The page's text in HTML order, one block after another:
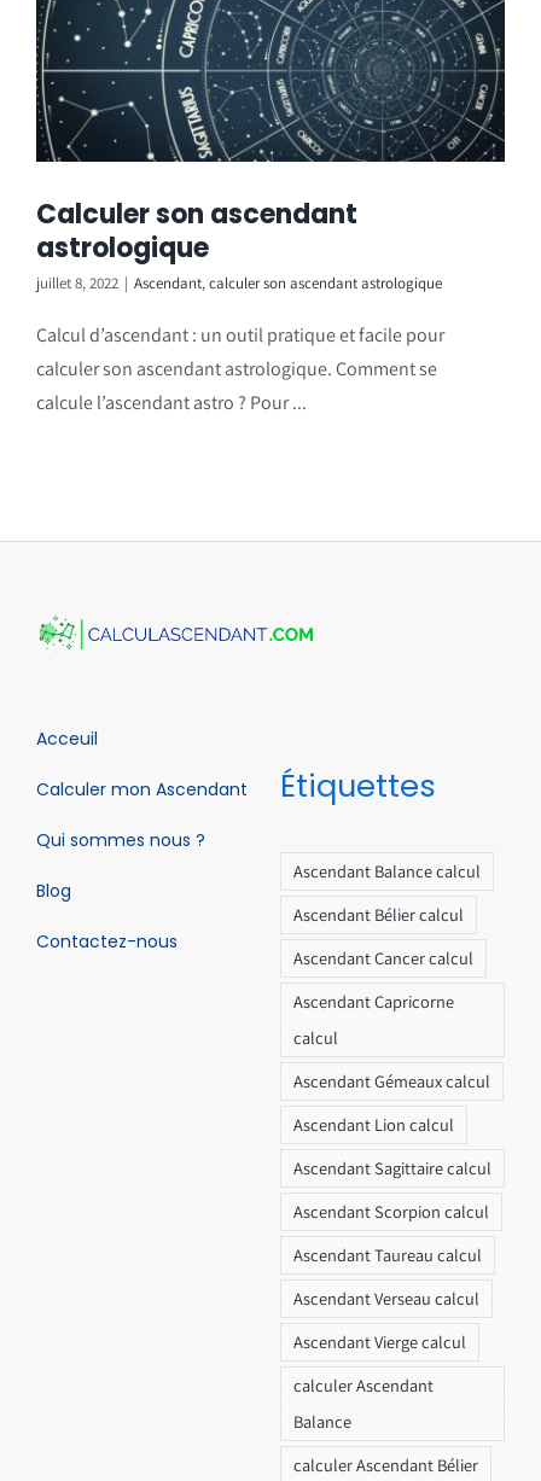
Calculer son ascendant
astrologique
juillet 8, 2022 | Ascendant,calculer son ascendant astrologique
Calcul d’ascendant : un outil pratique et facile pour
calculer son ascendant astrologique. Comment se
calcule l’ascendant astro ? Pour ...
Acceuil
Calculer mon Ascendant
Qui sommes nous ?
Blog
Contactez-nous
Étiquettes
Ascendant Balance calcul
Ascendant Bélier calcul
Ascendant Cancer calcul
Ascendant Capricorne
calcul
Ascendant Gémeaux calcul
Ascendant Lion calcul
Ascendant Sagittaire calcul
Ascendant Scorpion calcul
Ascendant Taureau calcul
Ascendant Verseau calcul
Ascendant Vierge calcul
calculer Ascendant
Balance
calculer Ascendant Bélier